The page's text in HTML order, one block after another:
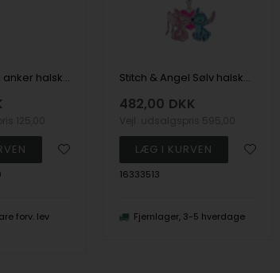
Forgyldt rund anker halskæde 0,30 / ca bredde 1,3 mm (justerbar) 35-38-40 cm fra Støvring Design
forv. lev
Stitch & Angel Sølv halskæde, fra Disney - Lilo og Stitch
482,00 DKK
16333513
Fjernlager, 3-5 hverdage